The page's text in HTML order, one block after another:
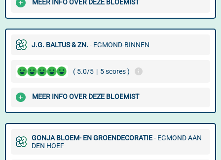
MEER INFO OVER DEZE BLOEMIST
J.G. BALTUS & ZN. - EGMOND-BINNEN
( 5.0/5 | 5 scores )
MEER INFO OVER DEZE BLOEMIST
GONJA BLOEM- EN GROENDECORATIE- EGMOND AAN
DEN HOEF